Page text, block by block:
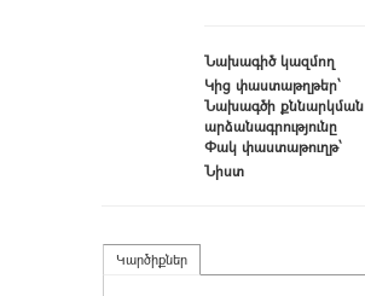
Նախագիծ կազմող
Կից փաստաթղթեր՝
Նախագծի քննարկման
արձանագրությունը
Փակ փաստաթուղթ՝
Նիստ
Կարծիքներ